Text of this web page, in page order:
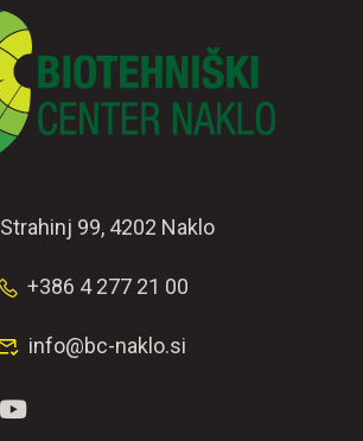
Strahinj 99, 4202 Naklo
+386 4 277 21 00
info@bc-naklo.si